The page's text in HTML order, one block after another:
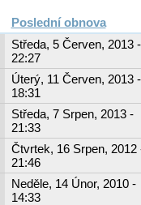
Poslední obnova
Středa, 5 Červen, 2013 -
22:27
Úterý, 11 Červen, 2013 -
18:31
Středa, 7 Srpen, 2013 -
21:33
Čtvrtek, 16 Srpen, 2012
21:46
Neděle, 14 Únor, 2010 -
14:33